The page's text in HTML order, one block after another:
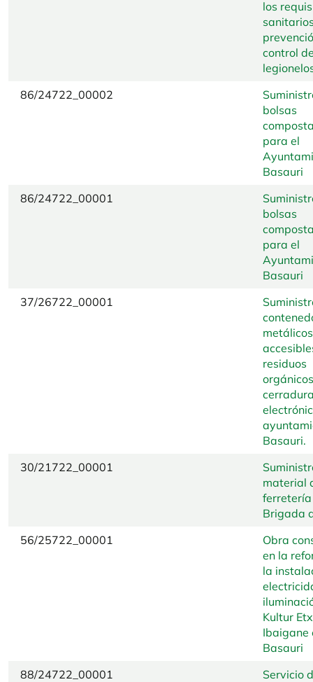
los
control
86/24722_00002
bolsas
para el
Basauri
86/24722_00001
bolsas
para el
Basauri
37/26722_00001
metálicos
residuos
Basauri.
30/21722_00001
material
Brigada
56/25722_00001
Obra
en la
la
Kultur
Ibaigane
Basauri
88/24722_00001
Servicio